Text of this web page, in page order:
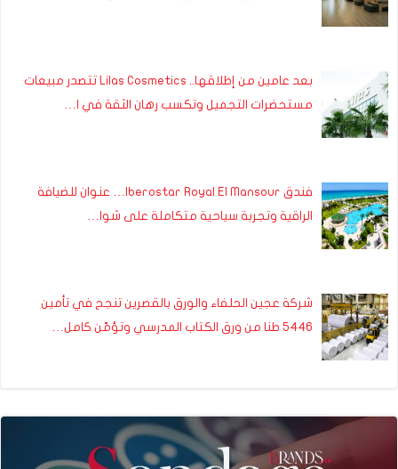
بعد عامين من إطلاقها.. Lilas Cosmetics تتصدر مبيعات
مستحضرات التجميل وتكسب رهان الثقة في ا…
فندق Iberostar Royal El Mansour… عنوان للضيافة
الراقية وتجربة سياحية متكاملة على شوا…
شركة عجين الحلفاء والورق بالقصرين تنجح في تأمين
5446 طنا من ورق الكتاب المدرسي وتؤمّن كامل…